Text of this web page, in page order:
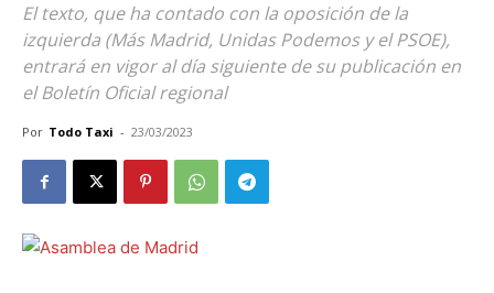
El texto, que ha contado con la oposición de la
izquierda (Más Madrid, Unidas Podemos y el PSOE),
entrará en vigor al día siguiente de su publicación en
el Boletín Oficial regional
Por Todo Taxi - 23/03/2023